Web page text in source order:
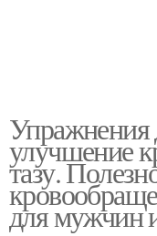
улучшение
тазу.
для мужчин